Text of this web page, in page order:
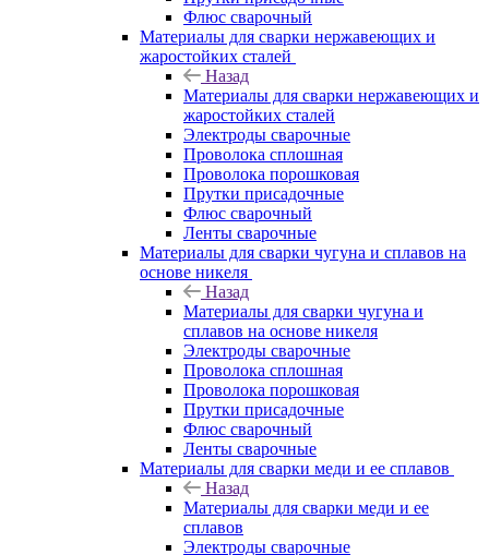
Флюс сварочный
Материалы для сварки нержавеющих и
жаростойких сталей
Назад
Материалы для сварки нержавеющих и
жаростойких сталей
Электроды сварочные
Проволока сплошная
Проволока порошковая
Прутки присадочные
Флюс сварочный
Ленты сварочные
Материалы для сварки чугуна и сплавов на
основе никеля
Назад
Материалы для сварки чугуна и
сплавов на основе никеля
Электроды сварочные
Проволока сплошная
Проволока порошковая
Прутки присадочные
Флюс сварочный
Ленты сварочные
Материалы для сварки меди и ее сплавов
Назад
Материалы для сварки меди и ее
сплавов
Электроды сварочные